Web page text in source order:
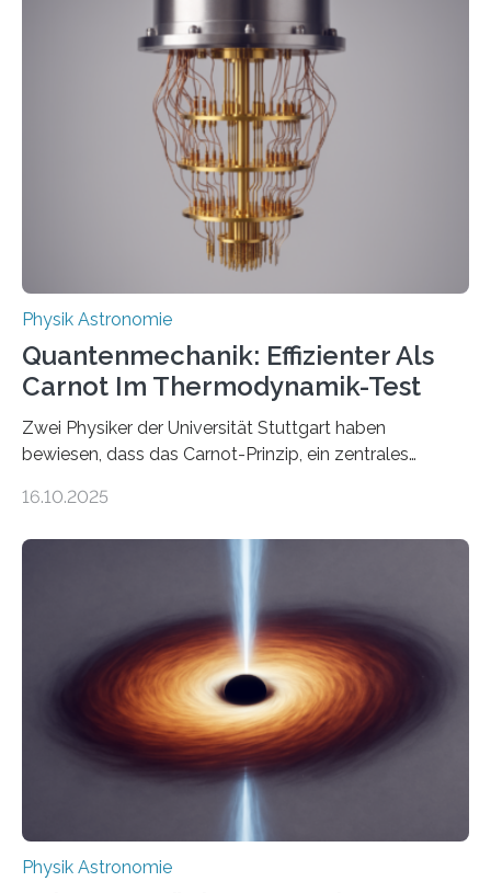
werden schnell weiterentwickelt. Dies ist der Alltag in
der Forschung der Quantentheorie, die dieses Jahr 100
Jahre alt geworden ist, weshalb die UNESCO 2025 zum
Internationalen Jahr der Quantenwissenschaft und -
technologie ausgerufen hat. Doch nun hat eine
internationale Forschungsgruppe um den
Physik Astronomie
Quantenmechanik: Effizienter Als
Carnot Im Thermodynamik-Test
Zwei Physiker der Universität Stuttgart haben
bewiesen, dass das Carnot-Prinzip, ein zentrales
Größenordnung von Atomen gilt, deren physikalische
Quantenmotoren voranbringen. Das
Wissenschaftsjournal Science Advances veröffentlichte
die Herleitung. (DOI: 10.1126/sciadv.adw8462)
Verbrennungsmotoren oder Dampfturbinen sind
Wärmekraftmaschinen: Sie wandeln thermische
Energie in mechanische Bewegung um – oder anders
ausgedrückt, Wärme in Bewegung. In
quantenmechanischen Experimenten ist es in den…
16.10.2025
Physik Astronomie